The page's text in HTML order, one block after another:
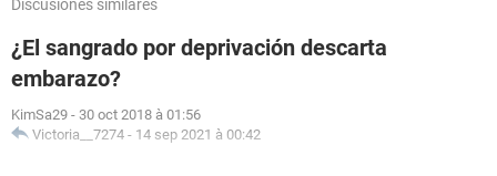
Discusiones similares
¿El sangrado por deprivación descarta
embarazo?
KimSa29 - 30 oct 2018 à 01:56
Victoria__7274 - 14 sep 2021 à 00:42